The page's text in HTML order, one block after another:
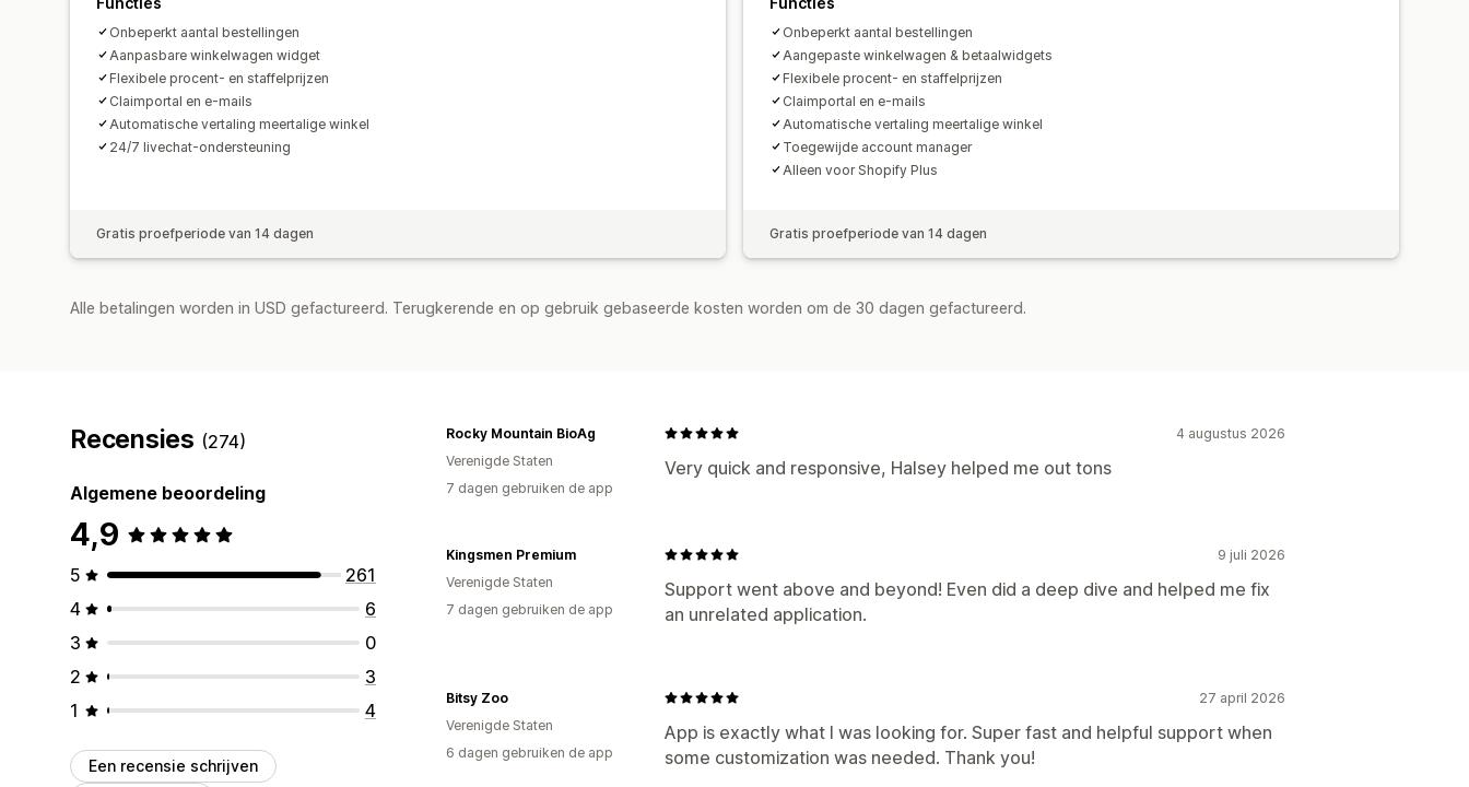
Onbeperkt aantal bestellingen
Aanpasbare winkelwagen widget
Flexibele procent- en staffelprijzen
Claimportal en e-mails
Automatische vertaling meertalige winkel
24/7 livechat-ondersteuning
Gratis proefperiode van 14 dagen
Onbeperkt aantal bestellingen
Aangepaste winkelwagen & betaalwidgets
Flexibele procent- en staffelprijzen
Claimportal en e-mails
Automatische vertaling meertalige winkel
Toegewijde account manager
Alleen voor Shopify Plus
Gratis proefperiode van 14 dagen
Alle betalingen worden in USD gefactureerd. Terugkerende en op gebruik gebaseerde kosten worden om de 30 dagen gefactureerd.
Recensies (274)
Algemene beoordeling
4,9
5
261
4
6
3
0
2
3
1
4
Een recensie schrijven
4 augustus 2026
Very quick and responsive, Halsey helped me out tons
Rocky Mountain BioAg
Verenigde Staten
7 dagen gebruiken de app
9 juli 2026
Support went above and beyond! Even did a deep dive and helped me fix
an unrelated application.
Kingsmen Premium
Verenigde Staten
7 dagen gebruiken de app
27 april 2026
App is exactly what I was looking for. Super fast and helpful support when
some customization was needed. Thank you!
Bitsy Zoo
Verenigde Staten
6 dagen gebruiken de app